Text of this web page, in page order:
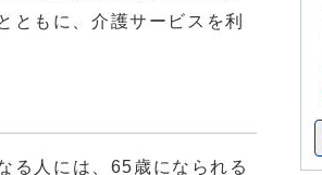
ともに、介護サービスを利
る人には、65歳になられる